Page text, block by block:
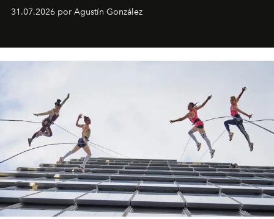
miniobras. Sus puestas en escena son limpias; ponen el
31.07.2026 por Agustín González